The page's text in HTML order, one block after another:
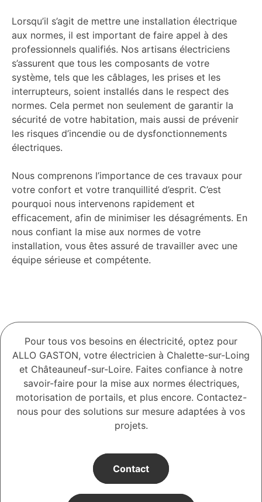
Lorsqu’il s’agit de mettre une installation électrique
aux normes, il est important de faire appel à des
professionnels qualifiés. Nos artisans électriciens
s’assurent que tous les composants de votre
système, tels que les câblages, les prises et les
interrupteurs, soient installés dans le respect des
normes. Cela permet non seulement de garantir la
sécurité de votre habitation, mais aussi de prévenir
les risques d’incendie ou de dysfonctionnements
électriques.
Nous comprenons l’importance de ces travaux pour
votre confort et votre tranquillité d’esprit. C’est
pourquoi nous intervenons rapidement et
efficacement, afin de minimiser les désagréments. En
nous confiant la mise aux normes de votre
installation, vous êtes assuré de travailler avec une
équipe sérieuse et compétente.
Pour tous vos besoins en électricité, optez pour
ALLO GASTON, votre électricien à Chalette-sur-Loing
et Châteauneuf-sur-Loire. Faites confiance à notre
savoir-faire pour la mise aux normes électriques,
motorisation de portails, et plus encore. Contactez-
nous pour des solutions sur mesure adaptées à vos
projets.
Contact